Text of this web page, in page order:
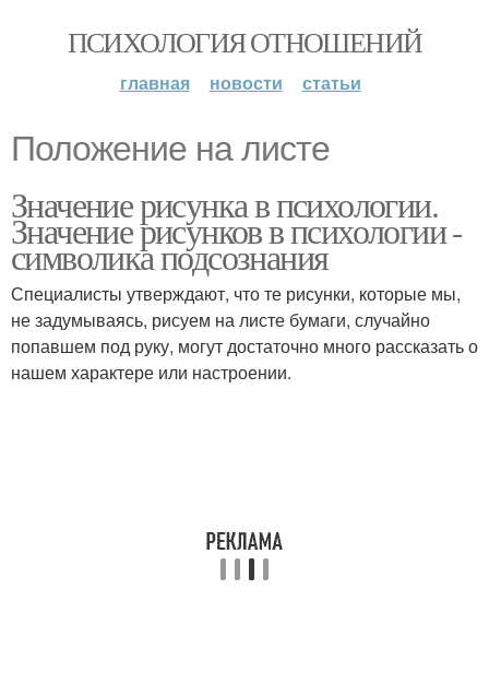
ПСИХОЛОГИЯ ОТНОШЕНИЙ
главная новости статьи
Положение на листе
Значение рисунка в психологии.
Значение рисунков в психологии -
символика подсознания
Специалисты утверждают, что те рисунки, которые мы,
не задумываясь, рисуем на листе бумаги, случайно
попавшем под руку, могут достаточно много рассказать о
нашем характере или настроении.